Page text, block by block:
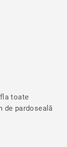
toate
de pardoseală